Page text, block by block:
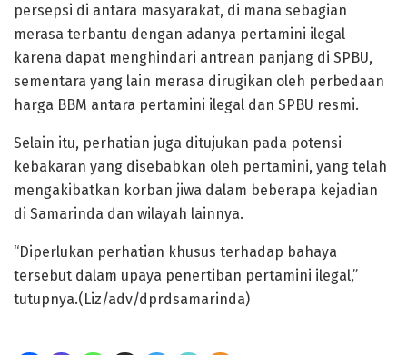
persepsi di antara masyarakat, di mana sebagian
merasa terbantu dengan adanya pertamini ilegal
karena dapat menghindari antrean panjang di SPBU,
sementara yang lain merasa dirugikan oleh perbedaan
harga BBM antara pertamini ilegal dan SPBU resmi.
Selain itu, perhatian juga ditujukan pada potensi
kebakaran yang disebabkan oleh pertamini, yang telah
mengakibatkan korban jiwa dalam beberapa kejadian
di Samarinda dan wilayah lainnya.
“Diperlukan perhatian khusus terhadap bahaya
tersebut dalam upaya penertiban pertamini ilegal,”
tutupnya.(Liz/adv/dprdsamarinda)